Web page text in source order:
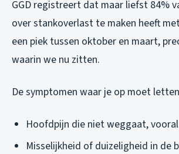
GGD registreert dat maar liefst 84%
over stankoverlast te maken heeft
een piek tussen oktober en maart,
waarin we nu zitten.
De symptomen waar je op moet
Hoofdpijn die niet weggaat, vooral
Misselijkheid of duizeligheid in de